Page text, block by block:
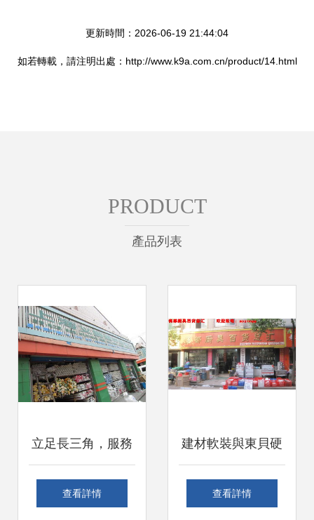
更新時間：2026-06-19 21:44:04
如若轉載，請注明出處：http://www.k9a.com.cn/product/14.html
PRODUCT
產品列表
立足長三角，服務
千萬家——上海市
查看詳情
建材軟裝與東貝硬
質冰淇淋機 跨界融
查看詳情